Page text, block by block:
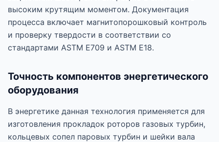
высоким крутящим моментом. Документация
процесса включает магнитопорошковый контроль
и проверку твердости в соответствии со
стандартами ASTM E709 и ASTM E18.
Точность компонентов энергетического
оборудования
В энергетике данная технология применяется для
изготовления прокладок роторов газовых турбин,
кольцевых сопел паровых турбин и шейки вала